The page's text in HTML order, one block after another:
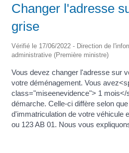
Changer l'adresse
grise
Vérifié le 17/06/2022 - Direction de
administrative (Première ministre)
Vous devez changer l'adresse sur
votre déménagement. Vous
class="miseenevidence"> 1 mois</
démarche. Celle-ci diffère selon
d'immatriculation de votre véhicule
ou 123 AB 01. Nous vous